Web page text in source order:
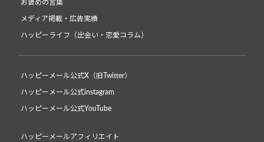
お褒めの言葉
メディア掲載・広告実績
ハッピーライフ（出会い・恋愛コラム）
ハッピーメール公式X（旧Twitter）
ハッピーメール公式instagram
ハッピーメール公式YouTube
ハッピーメールアフィリエイト